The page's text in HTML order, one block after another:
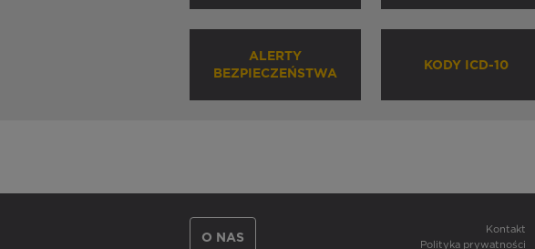
ALERTY
BEZPIECZEŃSTWA
KODY ICD-10
O NAS
Kontakt
Polityka prywatności